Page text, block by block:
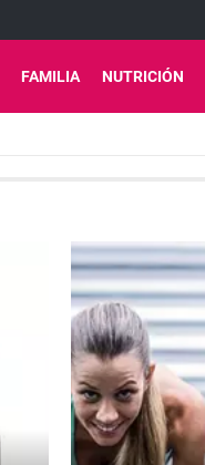
FAMILIA NUTRICIÓN